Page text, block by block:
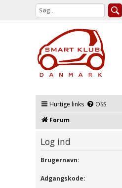
Hurtige links OSS
Forum
Log ind
Brugernavn:
Adgangskode: